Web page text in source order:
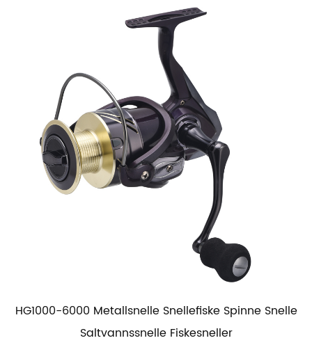
HG1000-6000 Metallsnelle Snellefiske Spinne Snelle
Saltvannssnelle Fiskesneller